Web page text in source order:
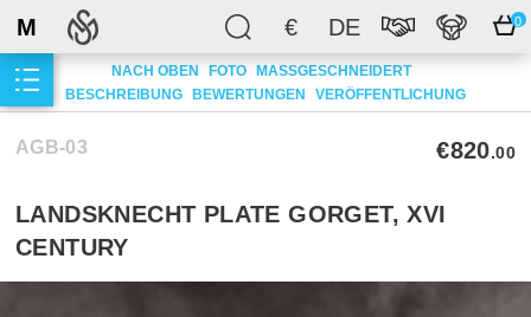
€ DE 0
M
NACH OBEN FOTO
MASSGESCHNEIDERT
BESCHREIBUNG BEWERTUNGEN VERÖFFENTLICHUNG
AGB-03 €820.00
LANDSKNECHT PLATE GORGET, XVI
CENTURY